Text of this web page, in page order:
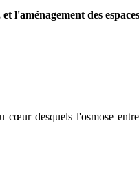
l'aménagement des
cœur desquels l'osmose